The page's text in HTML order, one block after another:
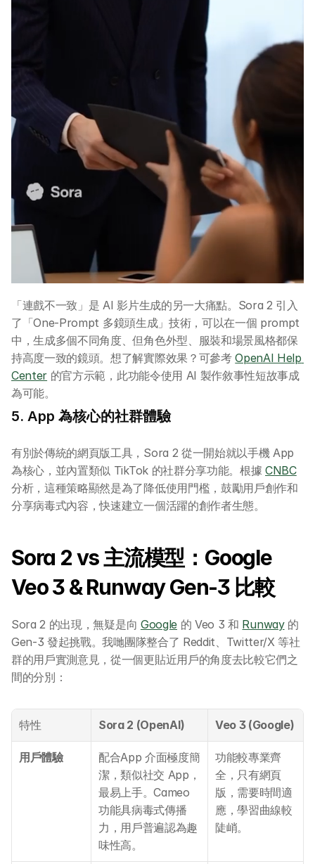
「連戲不一致」是 AI 影片生成的另一大痛點。Sora 2 引入
了「One-Prompt 多鏡頭生成」技術，可以在一個 prompt
中，生成多個不同角度、但角色外型、服裝和場景風格都保
持高度一致的鏡頭。想了解實際效果？可參考 OpenAI Help
Center 的官方示範，此功能令使用 AI 製作敘事性短故事成
為可能。
5. App 為核心的社群體驗
有別於傳統的網頁版工具，Sora 2 從一開始就以手機 App
為核心，並內置類似 TikTok 的社群分享功能。根據 CNBC
分析，這種策略顯然是為了降低使用門檻，鼓勵用戶創作和
分享病毒式內容，快速建立一個活躍的創作者生態。
Sora 2 vs 主流模型：Google
Veo 3 & Runway Gen-3 比較
Sora 2 的出現，無疑是向 Google 的 Veo 3 和 Runway 的
Gen-3 發起挑戰。我哋團隊整合了 Reddit、Twitter/X 等社
群的用戶實測意見，從一個更貼近用戶的角度去比較它們之
間的分別：
特性 Sora 2 (OpenAI) Veo 3 (Google)
用戶體驗
配合App 介面極度簡
潔，類似社交 App，
最易上手。Cameo
功能具病毒式傳播
力，用戶普遍認為趣
味性高。
功能較專業齊
全，只有網頁
版，需要時間適
應，學習曲線較
陡峭。